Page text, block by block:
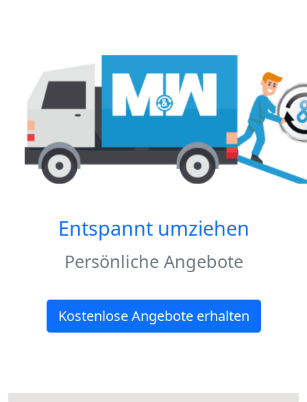
Entspannt umziehen
Persönliche Angebote
Kostenlose Angebote erhalten